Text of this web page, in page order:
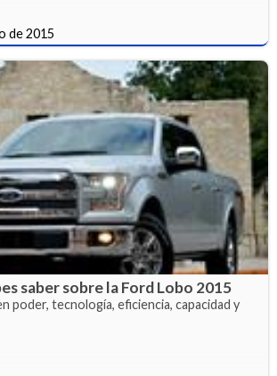
de 2015
saber sobre la Ford Lobo 2015
poder, tecnología, eficiencia, capacidad y